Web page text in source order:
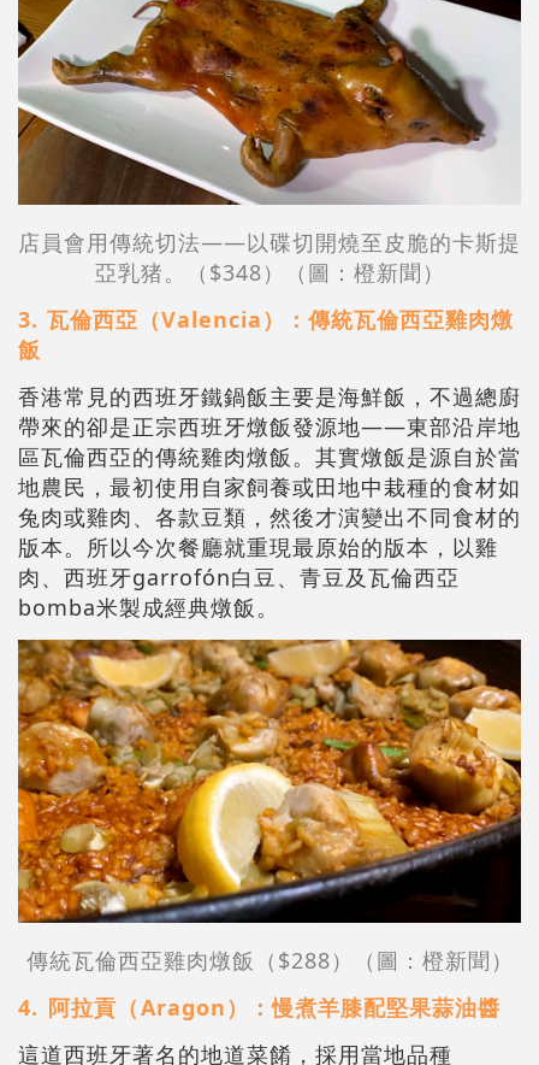
店員會用傳統切法——以碟切開燒至皮脆的卡斯提
亞乳猪。（$348）（圖：橙新聞）
3.⁠ 瓦倫西亞（Valencia）：傳統瓦倫西亞雞肉燉
飯
香港常見的西班牙鐵鍋飯主要是海鮮飯，不過總廚
帶來的卻是正宗西班牙燉飯發源地——東部沿岸地
區瓦倫西亞的傳統雞肉燉飯。其實燉飯是源自於當
地農民，最初使用自家飼養或田地中栽種的食材如
兔肉或雞肉、各款豆類，然後才演變出不同食材的
版本。所以今次餐廳就重現最原始的版本，以雞
肉、西班牙garrofón白豆、青豆及瓦倫西亞
bomba米製成經典燉飯。
傳統瓦倫西亞雞肉燉飯（$288）（圖：橙新聞）
4.⁠ ⁠阿拉貢（⁠Aragon）：慢煮羊膝配堅果蒜油醬
這道西班牙著名的地道菜餚，採用當地品種